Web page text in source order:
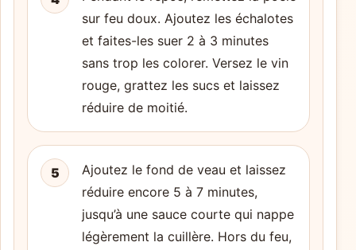
sur feu doux. Ajoutez les échalotes
et faites-les suer 2 à 3 minutes
sans trop les colorer. Versez le vin
rouge, grattez les sucs et laissez
réduire de moitié.
5
Ajoutez le fond de veau et laissez
réduire encore 5 à 7 minutes,
jusqu’à une sauce courte qui nappe
légèrement la cuillère. Hors du feu,